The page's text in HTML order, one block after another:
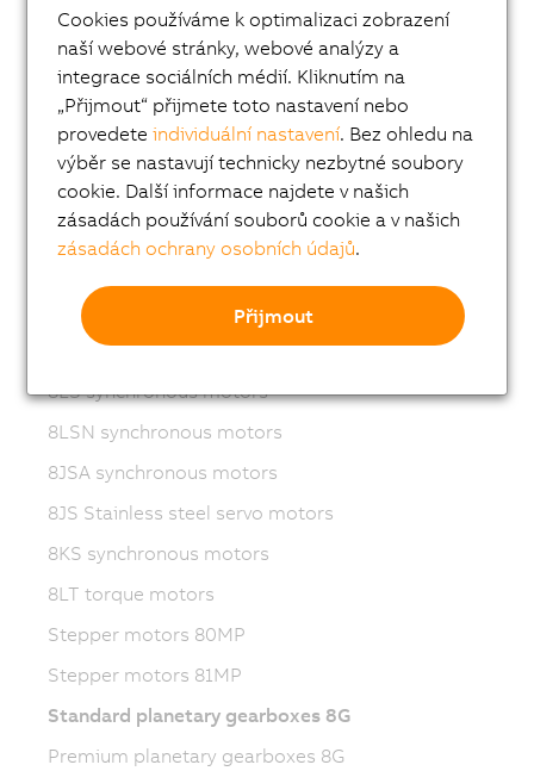
Variable frequency drives (VFD)
8LS-4 synchronous motors
8MS-4 synchronous motors
ACOPOSmotor Compact
8WSA servo motors
8WSB gear motors
8LVB gear motors
8LWA synchronous motors
8LS synchronous motors
8LSN synchronous motors
8JSA synchronous motors
8JS Stainless steel servo motors
8KS synchronous motors
8LT torque motors
Stepper motors 80MP
Stepper motors 81MP
Standard planetary gearboxes 8G
Premium planetary gearboxes 8G
Cookies používáme k optimalizaci zobrazení
naší webové stránky, webové analýzy a
integrace sociálních médií. Kliknutím na
„Přijmout“ přijmete toto nastavení nebo
provedeteindividuální nastavení. Bez ohledu na
výběr se nastavují technicky nezbytné soubory
cookie. Další informace najdete v našich
zásadách používání souborů cookie a v našich
zásadách ochrany osobních údajů.
Přijmout